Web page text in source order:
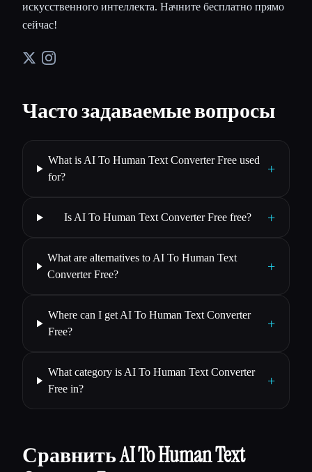
искусственного интеллекта. Начните бесплатно прямо
сейчас!
Часто задаваемые вопросы
What is AI To Human Text Converter Free used
for?
+
Is AI To Human Text Converter Free free? +
What are alternatives to AI To Human Text
Converter Free?
+
Where can I get AI To Human Text Converter
Free?
+
What category is AI To Human Text Converter
Free in?
+
Сравнить AI To Human Text